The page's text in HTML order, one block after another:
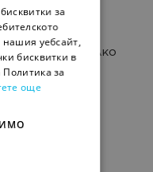
тя ще събира.
Ако
то тя просто
за
нашия уебсайт,
бисквитки в
Политика за
още